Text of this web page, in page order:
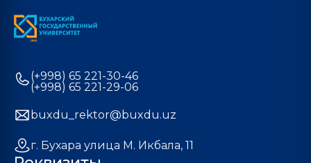
(+998) 65 221-30-46
(+998) 65 221-29-06
buxdu_rektor@buxdu.uz
г. Бухара улица М. Икбала, 11